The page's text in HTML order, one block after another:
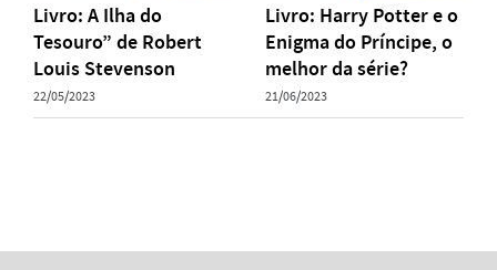
Livro: A Ilha do
Tesouro” de Robert
Louis Stevenson
22/05/2023
Livro: Harry Potter e o
Enigma do Príncipe, o
melhor da série?
21/06/2023